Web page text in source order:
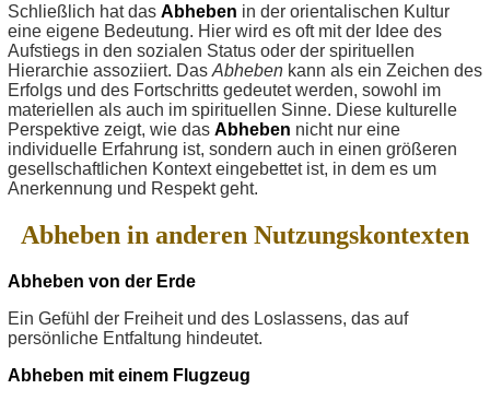
Schließlich hat das Abheben in der orientalischen Kultur
eine eigene Bedeutung. Hier wird es oft mit der Idee des
Aufstiegs in den sozialen Status oder der spirituellen
Hierarchie assoziiert. Das Abheben kann als ein Zeichen des
Erfolgs und des Fortschritts gedeutet werden, sowohl im
materiellen als auch im spirituellen Sinne. Diese kulturelle
Perspektive zeigt, wie das Abheben nicht nur eine
individuelle Erfahrung ist, sondern auch in einen größeren
gesellschaftlichen Kontext eingebettet ist, in dem es um
Anerkennung und Respekt geht.
Abheben in anderen Nutzungskontexten
Abheben von der Erde
Ein Gefühl der Freiheit und des Loslassens, das auf
persönliche Entfaltung hindeutet.
Abheben mit einem Flugzeug